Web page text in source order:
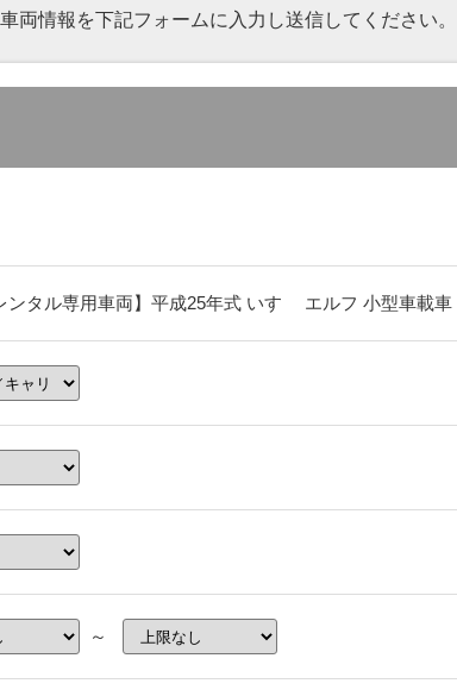
両情報を下記フォームに 入力し送信してください。
ンタル専用車両】平成25年式 いすゞ エルフ 小型車載
～